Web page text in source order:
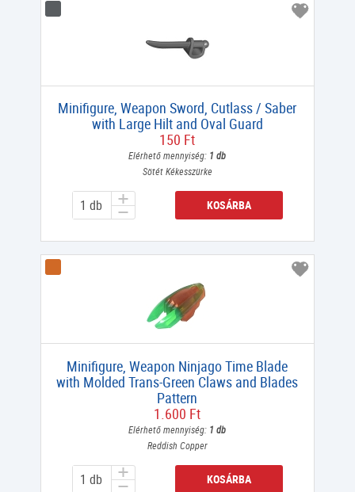
Minifigure, Weapon Sword, Cutlass / Saber
with Large Hilt and Oval Guard
150 Ft
Elérhető mennyiség: 1 db
Sötét Kékesszürke
KOSÁRBA
Minifigure, Weapon Ninjago Time Blade
with Molded Trans-Green Claws and Blades
Pattern
1.600 Ft
Elérhető mennyiség: 1 db
Reddish Copper
KOSÁRBA